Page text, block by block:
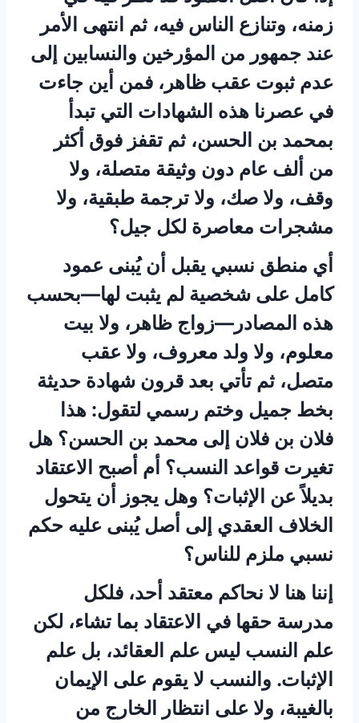
زمنه، وتنازع الناس فيه، ثم انتهى الأمر
عند جمهور من المؤرخين والنسابين إلى
عدم ثبوت عقب ظاهر، فمن أين جاءت
في عصرنا هذه الشهادات التي تبدأ
بمحمد بن الحسن، ثم تقفز فوق أكثر
من ألف عام دون وثيقة متصلة، ولا
وقف، ولا صك، ولا ترجمة طبقية، ولا
مشجرات معاصرة لكل جيل؟
أي منطق نسبي يقبل أن يُبنى عمود
كامل على شخصية لم يثبت لها—بحسب
هذه المصادر—زواج ظاهر، ولا بيت
معلوم، ولا ولد معروف، ولا عقب
متصل، ثم تأتي بعد قرون شهادة حديثة
بخط جميل وختم رسمي لتقول: هذا
فلان بن فلان إلى محمد بن الحسن؟ هل
تغيرت قواعد النسب؟ أم أصبح الاعتقاد
بديلاً عن الإثبات؟ وهل يجوز أن يتحول
الخلاف العقدي إلى أصل يُبنى عليه حكم
نسبي ملزم للناس؟
إننا هنا لا نحاكم معتقد أحد، فلكل
مدرسة حقها في الاعتقاد بما تشاء، لكن
علم النسب ليس علم العقائد، بل علم
الإثبات. والنسب لا يقوم على الإيمان
بالغيبة، ولا على انتظار الخارج من